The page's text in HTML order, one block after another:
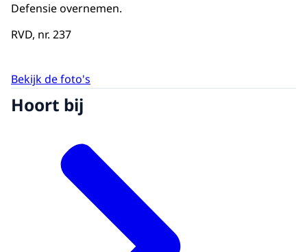
Defensie overnemen.
RVD, nr. 237
Bekijk de foto's
Hoort bij